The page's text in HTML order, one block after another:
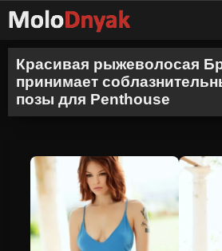
Красивая рыжеволосая
принимает
позы для Penthouse